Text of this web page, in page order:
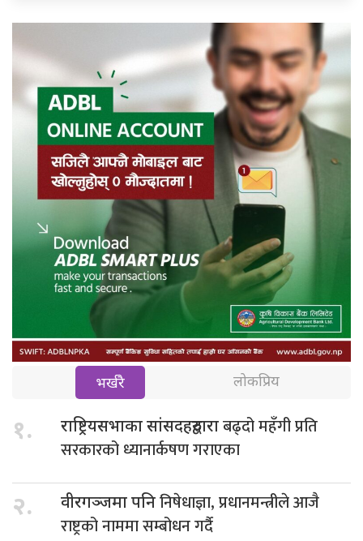
भर्खरै लोकप्रिय
१. राष्ट्रियसभाका सांसदहरुद्वाराबढ्दो महँगी प्रति
सरकारको ध्यानार्कषण गराएका
२. वीरगञ्जमा पनिनिषेधाज्ञा, प्रधानमन्त्रीले आजै
राष्ट्रको नाममा सम्बोधन गर्दै